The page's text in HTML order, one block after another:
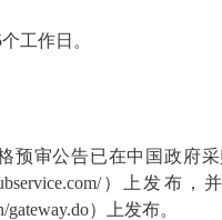
工作日。
预审公告已在中国政府
）上发
gateway.do）上发布。